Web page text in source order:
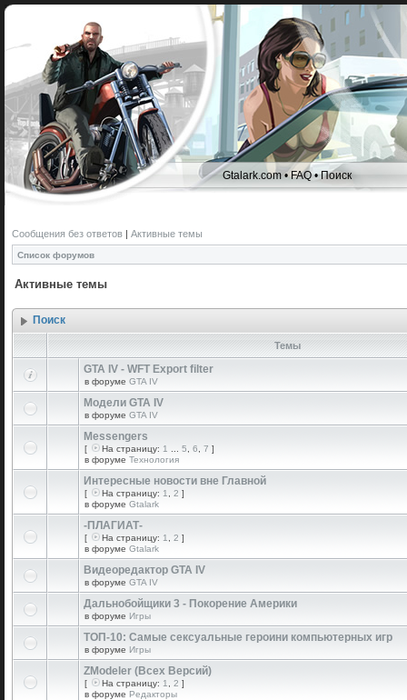
Gtalark.com •FAQ•Поиск
Сообщения без ответов | Активные темы
Список форумов
Активные темы
Поиск
Темы
GTA IV - WFT Export filter
в форуме GTA IV
Модели GTA IV
в форуме GTA IV
Messengers
[ На страницу: 1 5 6 7 ]
в форуме Технология
Интересные новости вне Главной
[ На страницу: 1 2 ]
в форуме Gtalark
-ПЛАГИАТ-
[ На страницу: 1 2 ]
в форуме Gtalark
Видеоредактор GTA IV
в форуме GTA IV
Дальнобойщики 3 - Покорение Америки
в форуме Игры
ТОП-10: Самые сексуальные героини компьютерных игр
в форуме Игры
ZModeler (Всех Версий)
[ На страницу: 1 2 ]
в форуме Редакторы